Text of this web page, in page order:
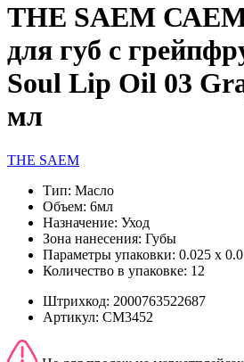
THE SAEM
для губ с
Soul Lip Oil 03
мл
THE SAEM
Тип: Масло
Объем: 6мл
Назначение: Уход
Зона нанесения: Губы
Параметры упаковки: 0.025 x
Количество в упаковке: 12
Штрихкод: 2000763522687
Артикул: СМ3452